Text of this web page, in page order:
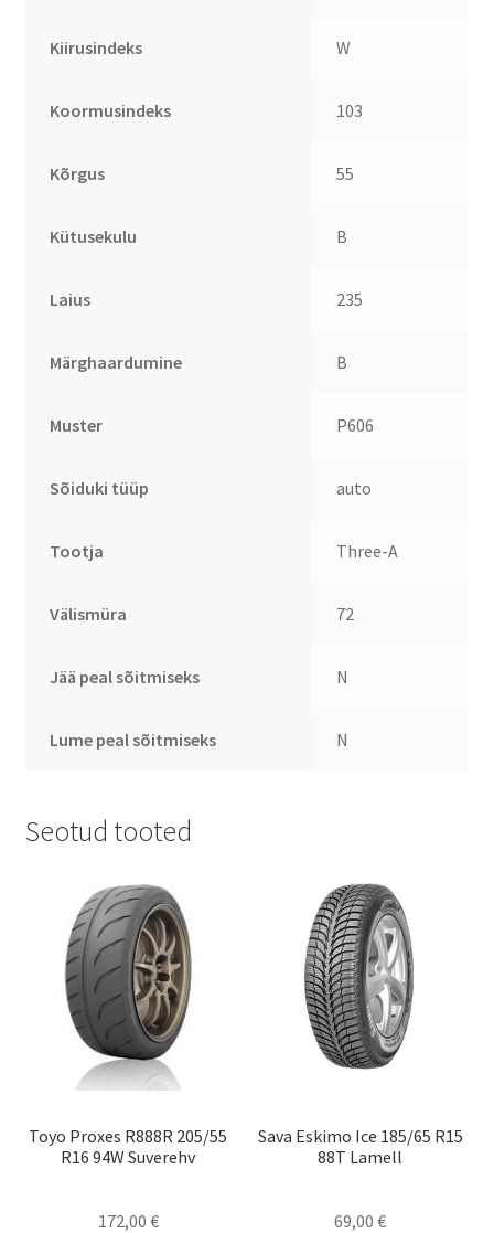
Kiirusindeks W
Koormusindeks 103
Kõrgus 55
Kütusekulu B
Laius 235
Märghaardumine B
Muster P606
Sõiduki tüüp auto
Tootja Three-A
Välismüra 72
Jää peal sõitmiseks N
Lume peal sõitmiseks N
Seotud tooted
Toyo Proxes R888R 205/55
R16 94W Suverehv
172,00 €
Sava Eskimo Ice 185/65 R15
88T Lamell
69,00€